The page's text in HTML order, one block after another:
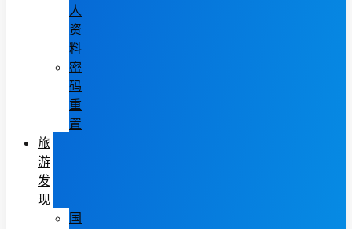
人
资
料
密
码
重
置
旅
游
发
现
国